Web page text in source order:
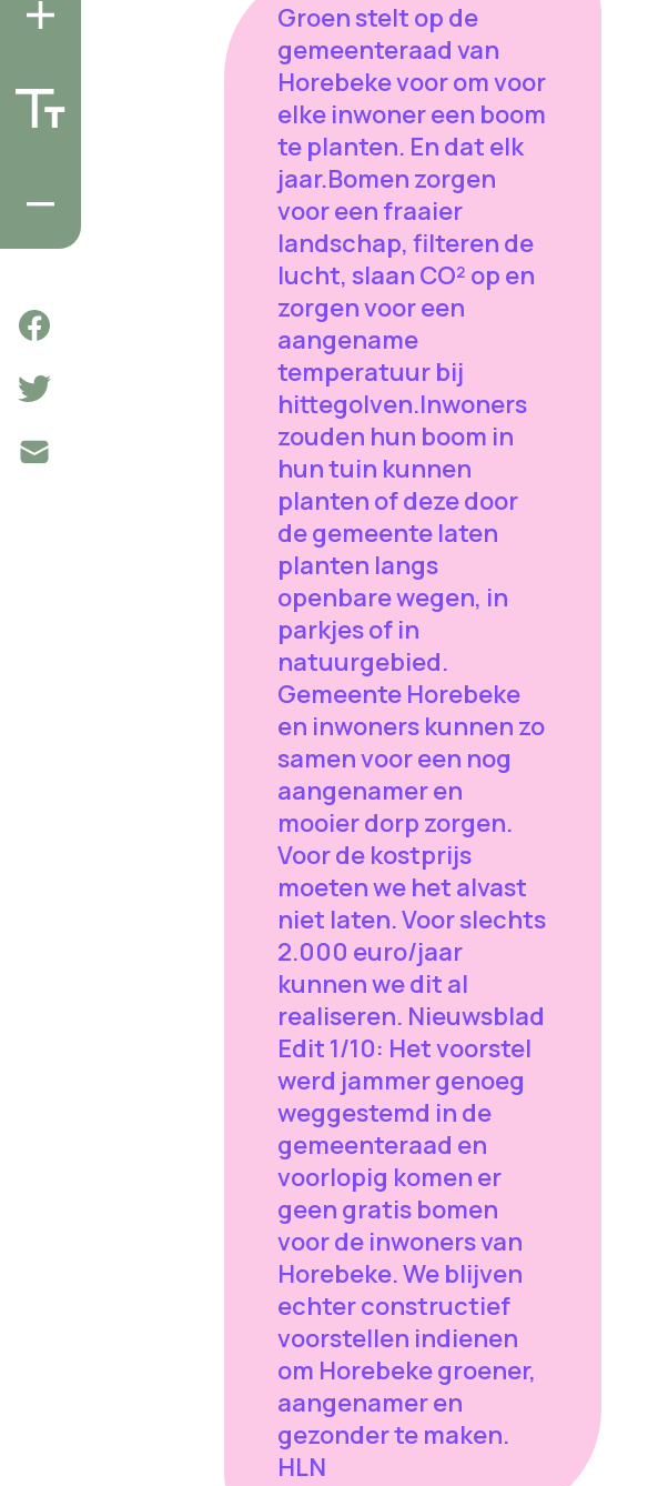
Groen stelt op de
gemeenteraad van
Horebeke voor om voor
elke inwoner een boom
te planten. En dat elk
jaar.Bomen zorgen
voor een fraaier
landschap, filteren de
lucht, slaan CO² op en
zorgen voor een
aangename
temperatuur bij
hittegolven.Inwoners
zouden hun boom in
hun tuin kunnen
planten of deze door
de gemeente laten
planten langs
openbare wegen, in
parkjes of in
natuurgebied.
Gemeente Horebeke
en inwoners kunnen zo
samen voor een nog
aangenamer en
mooier dorp zorgen.
Voor de kostprijs
moeten we het alvast
niet laten. Voor slechts
2.000 euro/jaar
kunnen we dit al
realiseren. Nieuwsblad
Edit 1/10: Het voorstel
werd jammer genoeg
weggestemd in de
gemeenteraad en
voorlopig komen er
geen gratis bomen
voor de inwoners van
Horebeke. We blijven
echter constructief
voorstellen indienen
om Horebeke groener,
aangenamer en
gezonder te maken.
HLN